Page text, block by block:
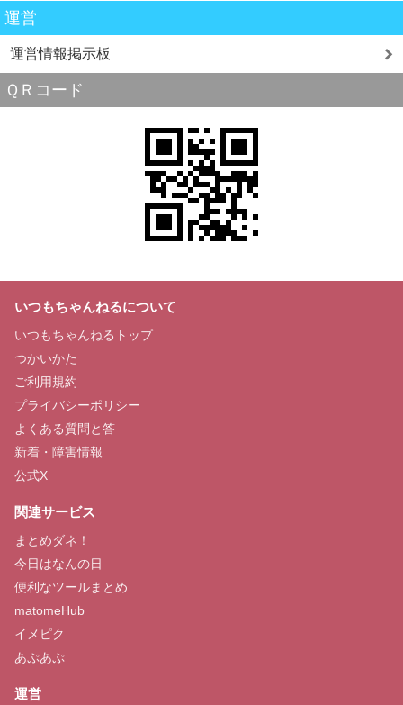
運営
運営情報掲示板
ＱＲコード
いつもちゃんねるについて
いつもちゃんねるトップ
つかいかた
ご利用規約
プライバシーポリシー
よくある質問と答
新着・障害情報
公式X
関連サービス
まとめダネ！
今日はなんの日
便利なツールまとめ
matomeHub
イメピク
あぷあぷ
運営